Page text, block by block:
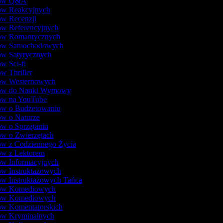
Reakcyjnych
Recenzji
Referencyjnych
Romantycznych
Samochodowych
Satyrycznych
Sci-fi
Thriller
Westernowych
do Nauki Wymowy
na YouTube
o Budżetowaniu
o Naturze
o Sprzątaniu
o Zwierzętach
z Codziennego Życia
z Lektorem
Informacyjnych
Instruktażowych
Instruktażowych Tańca
Komediowych
Komediowych
Komentatorskich
Kryminalnych